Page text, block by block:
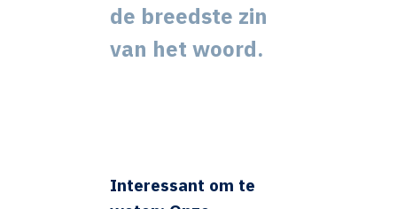
de breedste zin
van het woord.
Interessant om te